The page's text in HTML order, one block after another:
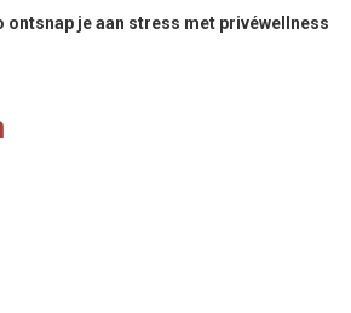
ontsnap je aan stress met privéwellness